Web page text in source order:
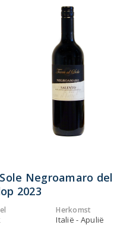
Negroamaro
2023
Herkomst
Italië - Apulië